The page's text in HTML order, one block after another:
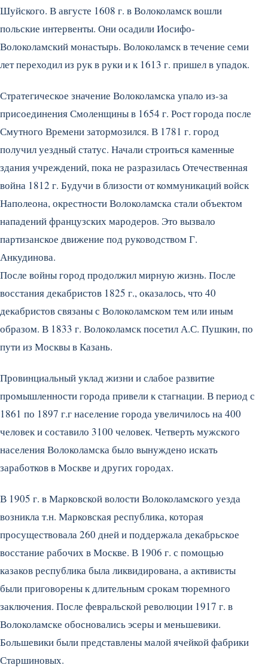
Шуйского. В августе 1608 г. в Волоколамск вошли
польские интервенты. Они осадили Иосифо-
Волоколамский монастырь. Волоколамск в течение семи
лет переходил из рук в руки и к 1613 г. пришел в упадок.
Стратегическое значение Волоколамска упало из-за
присоединения Смоленщины в 1654 г. Рост города после
Смутного Времени затормозился. В 1781 г. город
получил уездный статус. Начали строиться каменные
здания учреждений, пока не разразилась Отечественная
война 1812 г. Будучи в близости от коммуникаций войск
Наполеона, окрестности Волоколамска стали объектом
нападений французских мародеров. Это вызвало
партизанское движение под руководством Г.
Анкудинова.
После войны город продолжил мирную жизнь. После
восстания декабристов 1825 г., оказалось, что 40
декабристов связаны с Волоколамском тем или иным
образом. В 1833 г. Волоколамск посетил А.С. Пушкин, по
пути из Москвы в Казань.
Провинциальный уклад жизни и слабое развитие
промышленности города привели к стагнации. В период с
1861 по 1897 г.г население города увеличилось на 400
человек и составило 3100 человек. Четверть мужского
населения Волоколамска было вынуждено искать
заработков в Москве и других городах.
В 1905 г. в Марковской волости Волоколамского уезда
возникла т.н. Марковская республика, которая
просуществовала 260 дней и поддержала декабрьское
восстание рабочих в Москве. В 1906 г. с помощью
казаков республика была ликвидирована, а активисты
были приговорены к длительным срокам тюремного
заключения. После февральской революции 1917 г. в
Волоколамске обосновались эсеры и меньшевики.
Большевики были представлены малой ячейкой фабрики
Старшиновых.